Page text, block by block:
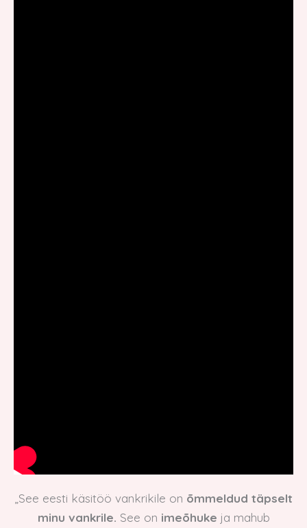
„See eesti käsitöö vankrikile on õmmeldud täpselt
minu vankrile. See on imeõhuke ja mahub